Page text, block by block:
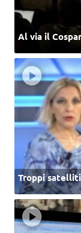
Al via il
Troppi satelliti